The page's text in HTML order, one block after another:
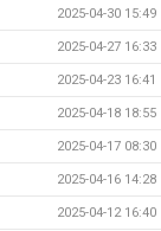
2025-04-30 15:49
2025-04-27 16:33
2025-04-23 16:41
2025-04-18 18:55
2025-04-17 08:30
2025-04-16 14:28
2025-04-12 16:40